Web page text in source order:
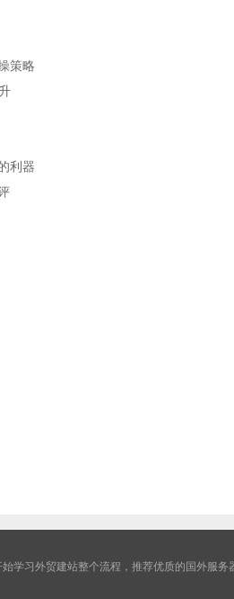
策略
利器
学习外贸建站整个流程，推荐优质的国外服